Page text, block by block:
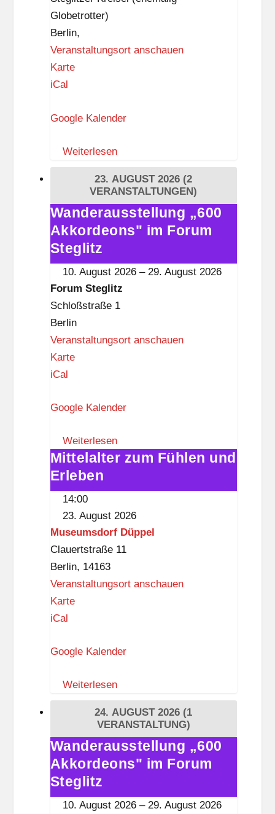
z
Globetrotter)
Berlin,
Veranstaltungsort anschauen
KarteZ
–
e
i
i
t
k
n
a
p
p
iCal
Google Kalender
Weiterlesen
23. AUGUST 2026 (2
VERANSTALTUNGEN)
Wanderausstellung
„600
Akkordeons"
im
Wanderausstellung „600
Akkordeons" im Forum
Steglitz
10. August 2026 – 29. August 2026
Forum Steglitz
Schloßstraße 1
Berlin
Veranstaltungsort anschauen
KarteF
u
S
t
e
g
i
t
z
iCal
Google Kalender
Weiterlesen
Mittelalter
zum
Fühlen
Erleben
Mittelalter zum Fühlen und
Erleben
14:00
23. August 2026
Museumsdorf Düppel
Clauertstraße 11
Berlin, 14163
Veranstaltungsort anschauen
KarteM
e
m
s
o
f
D
ü
iCal
Google Kalender
Weiterlesen
24. AUGUST 2026 (1
VERANSTALTUNG)
Wanderausstellung
„600
Akkordeons"
im
Wanderausstellung „600
Akkordeons" im Forum
Steglitz
10. August 2026 – 29. August 2026